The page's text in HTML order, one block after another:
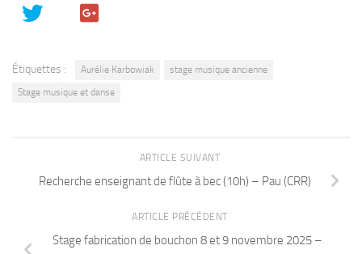
Étiquettes : Aurélie Karbowiak
stage musique ancienne
Stage musique et danse
ARTICLE SUIVANT
Recherche enseignant de flûte à bec (10h) – Pau (CRR)
ARTICLE PRÉCÉDENT
Stage fabrication de bouchon 8 et 9 novembre 2025 –